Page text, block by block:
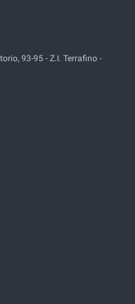
93-95 - Z.I. Terrafino -